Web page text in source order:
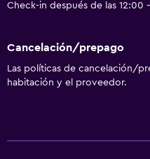
Check-in después de las 12:00
Cancelación/prepago
Las políticas de cancelación/
habitación y el proveedor.